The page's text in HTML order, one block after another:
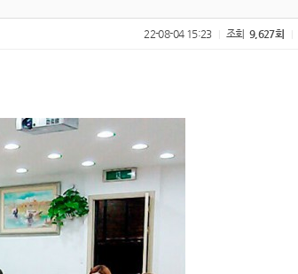
22-08-04 15:23 조회 9,627회